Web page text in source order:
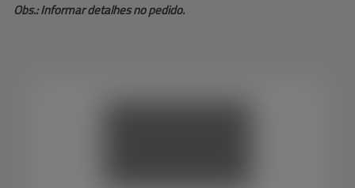
Obs.: Informar detalhes no pedido.